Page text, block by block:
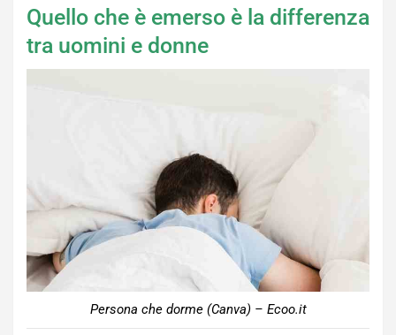
Quello che è emerso è la differenza
tra uomini e donne
Persona che dorme (Canva) – Ecoo.it